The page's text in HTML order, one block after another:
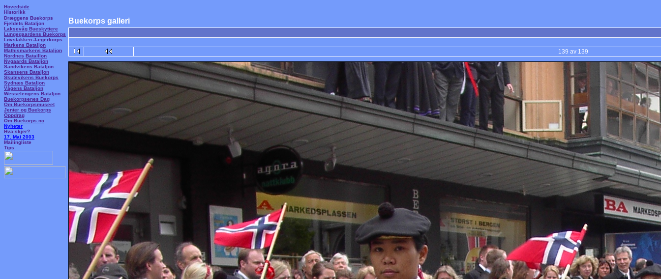
Hovedside
Historikk
Dræggens Buekorps
Fjeldets Bataljon
Laksevåg Bueskyttere
Lungegaardens Buekorps
Løvstakken Jægerkorps
Markens Bataljon
Mathismarkens Bataljon
Nordnes Bataillon
Nygaards Bataljon
Sandvikens Bataljon
Skansens Bataljon
Skutevikens Buekorps
Sydnæs Bataljon
Vågens Bataljon
Wesselengens Bataljon
Buekorpsenes Dag
Om Buekorpsmuseet
Jenter og Buekorps
Oppdrag
Om Buekorps.no
Nyheter
Hva skjer?
17. Mai 2003
Mailingliste
Tips
Buekorps galleri
139 av 139